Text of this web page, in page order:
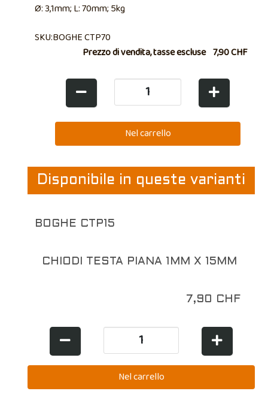
Ø: 3,1mm; L: 70mm; 5kg
SKU:BOGHE CTP70
Prezzo di vendita, tasse escluse 7,90 CHF
Disponibile in queste varianti
BOGHE CTP15
CHIODI TESTA PIANA 1MM X 15MM
7,90 CHF